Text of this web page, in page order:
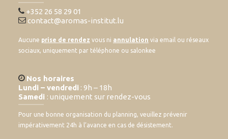
+352 26 58 29 01
contact@aromas-institut.lu
Aucune prise de rendez vous ni annulation via email ou réseaux
sociaux, uniquement par téléphone ou salonkee
Nos horaires
Lundi – vendredi : 9h – 18h
Samedi : uniquement sur rendez-vous
Pour une bonne organisation du planning, veuillez prévenir
impérativement 24h à l’avance en cas de désistement.